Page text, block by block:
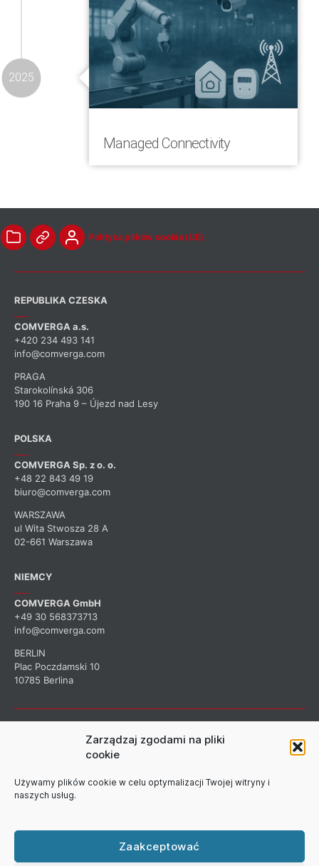
Zarządzaj zgodami na pliki
cookie
Używamy plików cookie w celu optymalizacji Twojej witryny i
naszych usług.
Zaakceptować
Services i RBM – RCS Business
Messaging poszerzyły ofertę firmy i
zostały zintegrowane z rozwiązaniem
COMVERGA Omnichannel
Managed Connectivity
globalnej łączności danych,
urządzeń z Internetem, zarządzanie
2025
Polityka plików cookie (UE)
REPUBLIKA CZESKA
COMVERGA a.s.
+420 234 493 141
info@comverga.com
PRAGA
Starokolínská 306
190 16 Praha 9 – Újezd nad Lesy
POLSKA
COMVERGA Sp. z o. o.
+48 22 843 49 19
biuro@comverga.com
WARSZAWA
ul Wita Stwosza 28 A
02-661 Warszawa
NIEMCY
COMVERGA GmbH
+49 30 568373713
info@comverga.com
BERLIN
Plac Poczdamski 10
10785 Berlina
ZAPISZ SIĘ DO NASZEGO